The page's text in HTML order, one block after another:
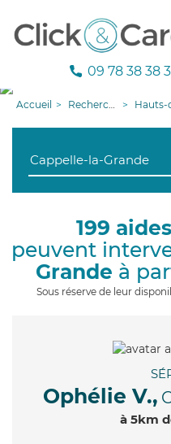
09 78 38 38
Accueil Recherche aide à domicile Hauts-de-
199
peuvent
Grande à
Sous réserve de leur
Ophélie V.,
à 5km